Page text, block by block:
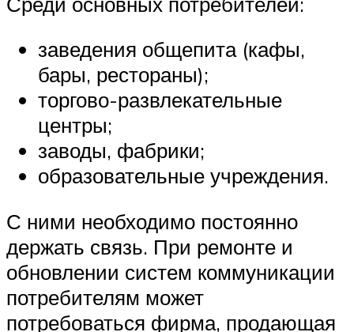
заведения общепита (кафы,
бары, рестораны);
торгово-развлекательные
центры;
заводы, фабрики;
образовательные учреждения.
С ними необходимо постоянно
держать связь. При ремонте и
обновлении систем коммуникации
потребителям может
потребоваться фирма, продающая